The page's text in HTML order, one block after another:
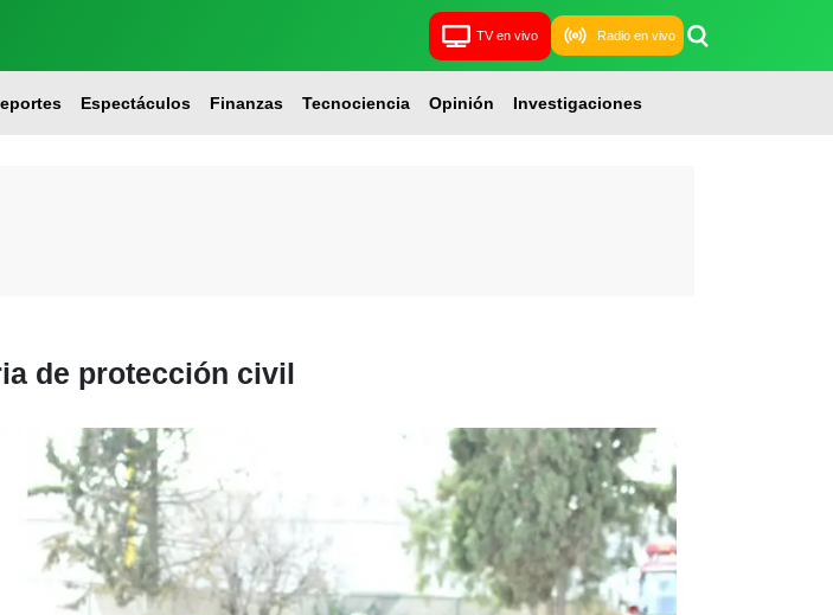
TV en vivo Radio en vivo
Espectáculos Finanzas Tecnociencia Opinión Investigaciones
de protección civil